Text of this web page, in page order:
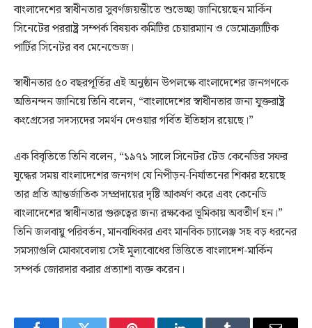
বাংলাদেশের স্বাধীনতার সুবর্ণজয়ন্তীতে শুভেচ্ছা জানিয়েছেন মার্কিন
সিনেটের পররাষ্ট্র সম্পর্ক বিষয়ক কমিটির চেয়ারম্যান ও ডেমোক্র্যাটিক
পার্টির সিনেটর বব মেনেন্ডেজ।
স্বাধীনতার ৫০ বছরপূর্তির এই অনুষ্ঠান উপলক্ষে বাংলাদেশের জনগণকে
অভিনন্দন জানিয়ে তিনি বলেন, “বাংলাদেশের স্বাধীনতার জন্য যুক্তরাষ্ট্র
কংগ্রেসের সদস্যদের সমর্থন দেওয়ার গর্বিত ইতিহাস রয়েছে।”
এক বিবৃতিতে তিনি বলেন, “১৯৭১ সালে সিনেটর টেড কেনেডির সফর
যুদ্ধের সময় বাংলাদেশের জনগণ যে নিপীড়ন-নির্যাতনের শিকার হয়েছে
তার প্রতি আন্তর্জাতিক সম্প্রদায়ের দৃষ্টি আকর্ষণ করে এবং কেনেডি
বাংলাদেশের স্বাধীনতার গুরুত্বের জন্য রক্ষকের ভূমিকায় অবতীর্ণ হন।”
তিনি জলবায়ু পরিবর্তন, মানবাধিকার এবং মানবিক চ্যালেঞ্জ সহ বড় ধরনের
সমস্যাগুলি মোকাবেলায় সেই মূল্যবোধের ভিত্তিতে বাংলাদেশ-মার্কিন
সম্পর্ক জোরদার করার প্রত্যাশা ব্যক্ত করেন।